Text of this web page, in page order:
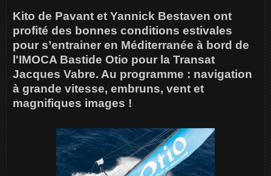
Kito de Pavant et Yannick Bestaven ont
profité des bonnes conditions estivales
pour s’entrainer en Méditerranée à bord de
l'IMOCA Bastide Otio pour la Transat
Jacques Vabre. Au programme : navigation
à grande vitesse, embruns, vent et
magnifiques images !